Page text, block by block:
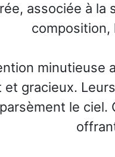
associée à
composition,
gracieux.
le